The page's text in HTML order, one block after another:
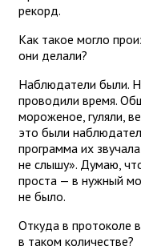
рекорд.
Как такое могло
они делали?
Наблюдатели были.
проводили время.
мороженое, гуляли,
это были
программа их
не слышу». Думаю,
проста — в нужный
не было.
Откуда в протоколе
в таком количестве?